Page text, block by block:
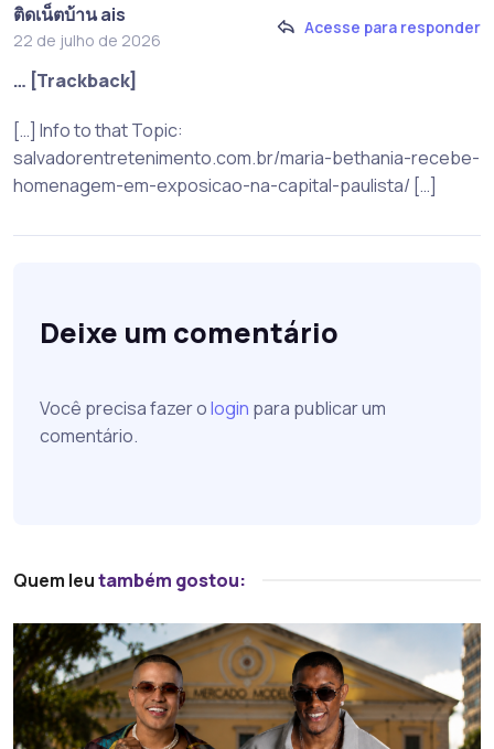
ติดเน็ตบ้าน ais
22 de julho de 2026
Acesse para responder
… [Trackback]
[…] Info to that Topic:
salvadorentretenimento.com.br/maria-bethania-recebe-
homenagem-em-exposicao-na-capital-paulista/ […]
Deixe um comentário
Você precisa fazer ologin para publicar um
comentário.
Quem leutambém gostou: